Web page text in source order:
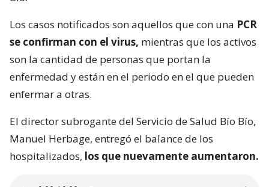
Los casos notificados son aquellos que con una PCR
se confirman con el virus, mientras que los activos
son la cantidad de personas que portan la
enfermedad y están en el periodo en el que pueden
enfermar a otras.
El director subrogante del Servicio de Salud Bío Bío,
Manuel Herbage, entregó el balance de los
hospitalizados, los que nuevamente aumentaron.